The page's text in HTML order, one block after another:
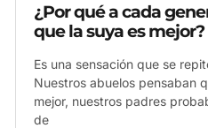
¿Por qué a cada
que la suya es mejor?
Es una sensación que se
Nuestros abuelos pensaban
mejor, nuestros padres
de